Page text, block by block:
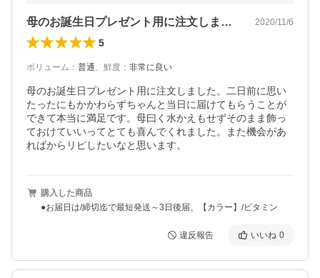
母のお誕生日プレゼント用に注文しました… 2020/11/6
5
ボリューム ： 普通、 鮮度 ： 非常に良い
母のお誕生日プレゼント用に注文しました。二日前に思い
たったにもかかわらずちゃんと当日に届けてもらうことが
できて本当に満足です。母曰く水かえもせずそのまま飾っ
ておけていいってとても喜んでくれました。また機会があ
ればからリピしたいなと思います。
購入した商品
●お届日は/締切迄で最短発送～3日後届、【カラー】/ビタミン
違反報告 いいね 0